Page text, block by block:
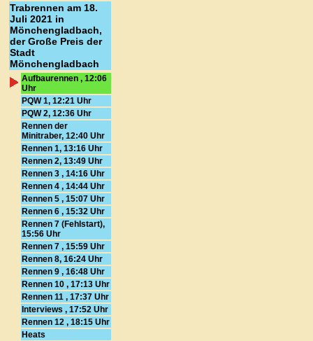
Trabrennen am 18.
Juli 2021 in
Mönchengladbach,
der Große Preis der
Stadt
Mönchengladbach
Aufbaurennen , 12:06
Uhr
PQW 1, 12:21 Uhr
PQW 2, 12:36 Uhr
Rennen der
Minitraber, 12:40 Uhr
Rennen 1, 13:16 Uhr
Rennen 2, 13:49 Uhr
Rennen 3 , 14:16 Uhr
Rennen 4 , 14:44 Uhr
Rennen 5 , 15:07 Uhr
Rennen 6 , 15:32 Uhr
Rennen 7 (Fehlstart),
15:56 Uhr
Rennen 7 , 15:59 Uhr
Rennen 8, 16:24 Uhr
Rennen 9 , 16:48 Uhr
Rennen 10 , 17:13 Uhr
Rennen 11 , 17:37 Uhr
Interviews , 17:52 Uhr
Rennen 12 , 18:15 Uhr
Heats